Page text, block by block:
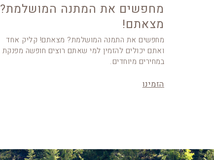
מחפשים את המתנה המושלמת?
מצאתם!
מחפשים את התמנה המושלמת? מצאתם! קליק אחד
ואתם יכולים להזמין למי שאתם רוצים חופשה מפנקת
במחירים מיוחדים.
הזמינו